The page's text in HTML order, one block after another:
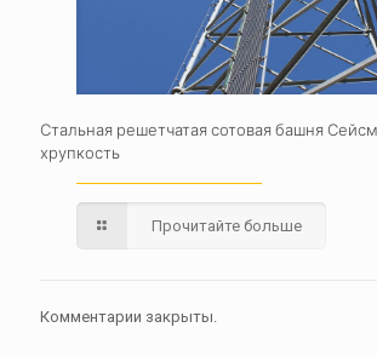
Стальная решетчатая сотовая башня
хрупкость
Прочитайте больше
Комментарии закрыты.